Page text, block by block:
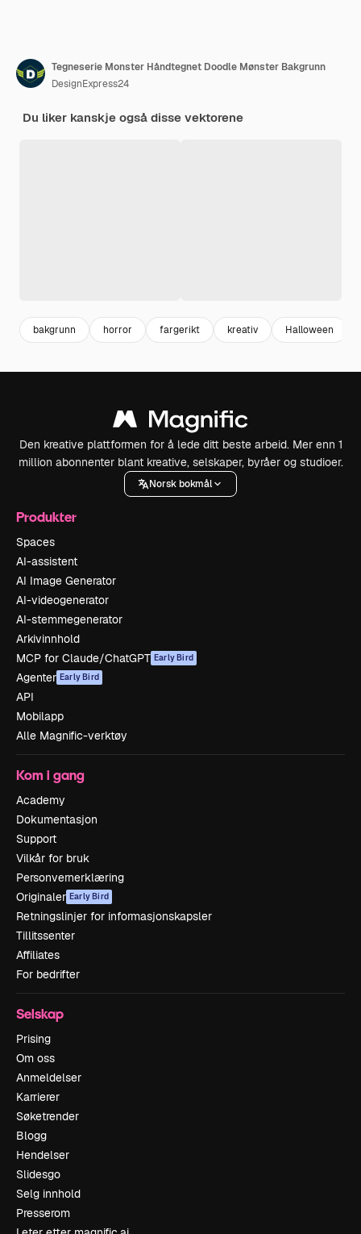
Tegneserie Monster Håndtegnet Doodle Mønster Bakgrunn
DesignExpress24
Du liker kanskje også disse vektorene
bakgrunn horror fargerikt kreativ Halloween
Den kreative plattformen for å lede ditt beste arbeid. Mer enn 1
million abonnenter blant kreative, selskaper, byråer og studioer.
Norsk bokmål
Produkter
Spaces
AI-assistent
AI Image Generator
AI-videogenerator
AI-stemmegenerator
Arkivinnhold
MCP for Claude/ChatGPT Early Bird
Agenter Early Bird
API
Mobilapp
Alle Magnific-verktøy
Kom i gang
Academy
Dokumentasjon
Support
Vilkår for bruk
Personvernerklæring
Originaler Early Bird
Retningslinjer for informasjonskapsler
Tillitssenter
Affiliates
For bedrifter
Selskap
Prising
Om oss
Anmeldelser
Karrierer
Søketrender
Blogg
Hendelser
Slidesgo
Selg innhold
Presserom